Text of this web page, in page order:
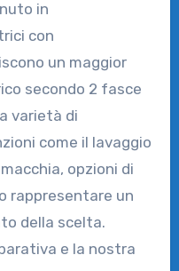
in
con
un maggior
secondo 2 fasce
varietà di
come il lavaggio
opzioni di
rappresentare un
della scelta.
e la nostra